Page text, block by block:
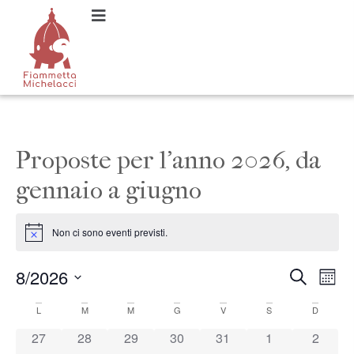
Proposte per l’anno 2026, da
gennaio a giugno
Notice Non ci sono eventi previsti.
CercaMese
8/2026
Calendario
di
L M M G V S D
0 eventi
27 0 eventi
28 0 eventi
29 0 eventi
30 0 eventi
31 0 eventi
1 0
2